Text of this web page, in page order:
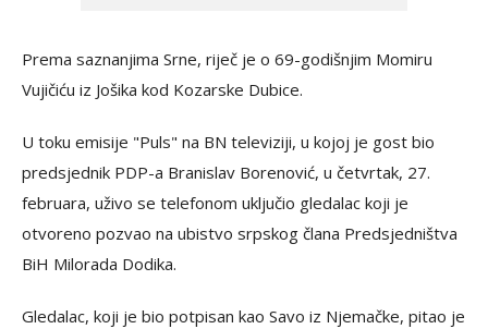
Prema saznanjima Srne, riječ je o 69-godišnjim Momiru
Vujičiću iz Jošika kod Kozarske Dubice.
U toku emisije "Puls" na BN televiziji, u kojoj je gost bio
predsjednik PDP-a Branislav Borenović, u četvrtak, 27.
februara, uživo se telefonom uključio gledalac koji je
otvoreno pozvao na ubistvo srpskog člana Predsjedništva
BiH Milorada Dodika.
Gledalac, koji je bio potpisan kao Savo iz Njemačke, pitao je